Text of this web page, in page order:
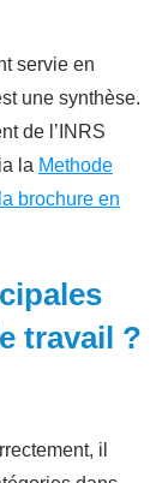
servie en
une synthèse.
de l’INRS
la Methode
brochure en
travail ?
il